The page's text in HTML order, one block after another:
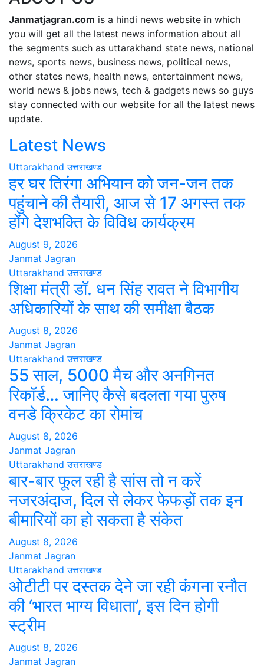
Janmatjagran.com is a hindi news website in which
you will get all the latest news information about all
the segments such as uttarakhand state news, national
news, sports news, business news, political news,
other states news, health news, entertainment news,
world news & jobs news, tech & gadgets news so guys
stay connected with our website for all the latest news
update.
Latest News
Uttarakhand उत्तराखण्ड
हर घर तिरंगा अभियान को जन-जन तक
पहुंचाने की तैयारी, आज से 17 अगस्त तक
होंगे देशभक्ति के विविध कार्यक्रम
August 9, 2026
Janmat Jagran
Uttarakhand उत्तराखण्ड
शिक्षा मंत्री डॉ. धन सिंह रावत ने विभागीय
अधिकारियों के साथ की समीक्षा बैठक
August 8, 2026
Janmat Jagran
Uttarakhand उत्तराखण्ड
55 साल, 5000 मैच और अनगिनत
रिकॉर्ड… जानिए कैसे बदलता गया पुरुष
वनडे क्रिकेट का रोमांच
August 8, 2026
Janmat Jagran
Uttarakhand उत्तराखण्ड
बार-बार फूल रही है सांस तो न करें
नजरअंदाज, दिल से लेकर फेफड़ों तक इन
बीमारियों का हो सकता है संकेत
August 8, 2026
Janmat Jagran
Uttarakhand उत्तराखण्ड
ओटीटी पर दस्तक देने जा रही कंगना रनौत
की ‘भारत भाग्य विधाता’, इस दिन होगी
स्ट्रीम
August 8, 2026
Janmat Jagran